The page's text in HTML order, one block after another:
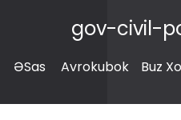
gov-civil-
ƏSas Avrokubok Buz